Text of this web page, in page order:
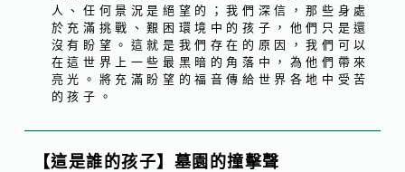
人、任何景況是絕望的；我們深信，那些身處
於充滿挑戰、艱困環境中的孩子，他們只是還
沒有盼望。這就是我們存在的原因，我們可以
在這世界上一些最黑暗的角落中，為他們帶來
亮光。將充滿盼望的福音傳給世界各地中受苦
的孩子。
【這是誰的孩子】墓園的撞擊聲